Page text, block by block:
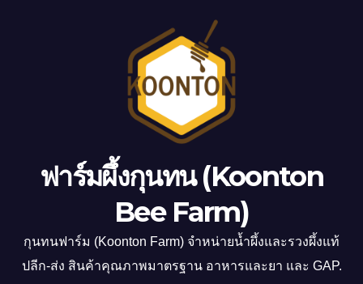
ฟาร์มผึ้งกุนทน (Koonton
Bee Farm)
กุนทนฟาร์ม (Koonton Farm) จำหน่ายน้ำผึ้งและรวงผึ้งแท้
ปลีก-ส่ง สินค้าคุณภาพมาตรฐาน อาหารและยา และ GAP.